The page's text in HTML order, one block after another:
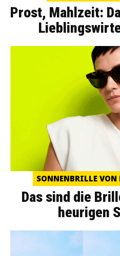
Prost, Mahlzeit:
SONNENBRILLE VON
Das sind die
heurigen